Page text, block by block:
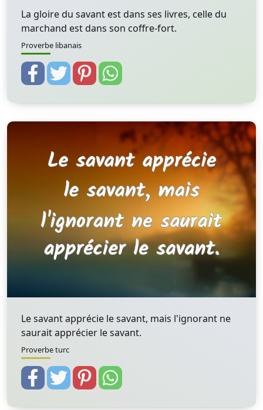
La gloire du savant est dans ses livres, celle du
marchand est dans son coffre-fort.
Proverbe libanais
Le savant apprécie le savant, mais l'ignorant ne
saurait apprécier le savant.
Proverbe turc